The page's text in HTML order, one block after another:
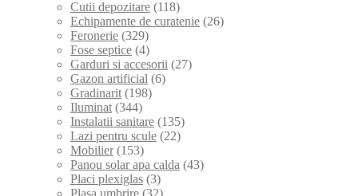
Cutii depozitare (118)
Echipamente de curatenie (26)
Feronerie (329)
Fose septice (4)
Garduri si accesorii (27)
Gazon artificial (6)
Gradinarit (198)
Iluminat (344)
Instalatii sanitare (135)
Lazi pentru scule (22)
Mobilier (153)
Panou solar apa calda (43)
Placi plexiglas (3)